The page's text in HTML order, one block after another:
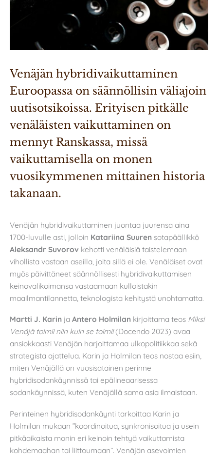
Venäjän hybridivaikuttaminen
Euroopassa on säännöllisin väliajoin
uutisotsikoissa. Erityisen pitkälle
venäläisten vaikuttaminen on
mennyt Ranskassa, missä
vaikuttamisella on monen
vuosikymmenen mittainen historia
takanaan.
Venäjän hybridivaikuttaminen juontaa juurensa aina
1700-luvulle asti, jolloin Katariina Suuren sotapäällikkö
Aleksandr Suvorov kehotti venäläisiä taistelemaan
vihollista vastaan aseilla, joita sillä ei ole. Venäläiset ovat
myös päivittäneet säännöllisesti hybridivaikuttamisen
keinovalikoimansa vastaamaan kulloistakin
maailmantilannetta, teknologista kehitystä unohtamatta.
Martti J. Karin ja Antero Holmilan kirjoittama teos Miksi
Venäjä toimii niin kuin se toimii(Docendo 2023) avaa
ansiokkaasti Venäjän harjoittamaa ulkopolitiikkaa sekä
strategista ajattelua. Karin ja Holmilan teos nostaa esiin,
miten Venäjällä on vuosisatainen perinne
hybridisodankäynnissä tai epälineaarisessa
sodankäynnissä, kuten Venäjällä sama asia ilmaistaan.
Perinteinen hybridisodankäynti tarkoittaa Karin ja
Holmilan mukaan ”koordinoitua, synkronisoitua ja usein
pitkäaikaista monin eri keinoin tehtyä vaikuttamista
kohdemaahan tai liittoumaan”. Venäjän asevoimien